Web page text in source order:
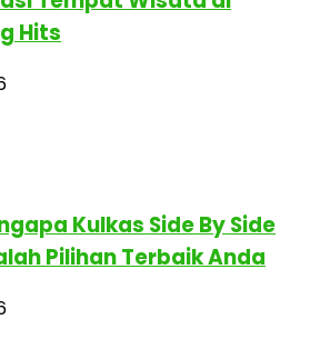
Hits
Kulkas Side By Side
Pilihan Terbaik Anda